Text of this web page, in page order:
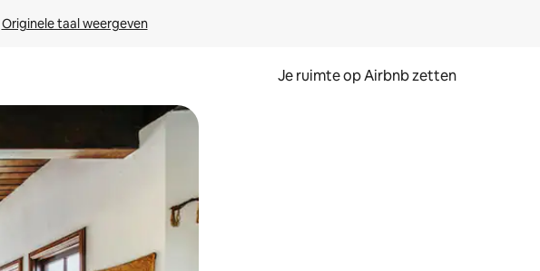
Originele taal weergeven
Je ruimte op Airbnb zetten